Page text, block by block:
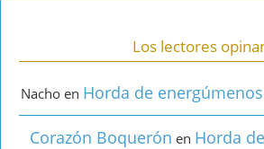
Los lectores
Nacho en Horda de
Corazón Boquerón en Horda